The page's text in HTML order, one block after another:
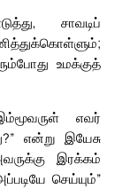
சாவடிப்
உமக்குத்
எவர்
என்று இயேசு
இரக்கம்
செய்யும்”